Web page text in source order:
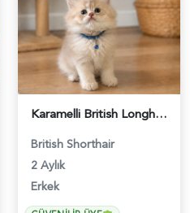
Karamelli British Longhair Erkek 2 Aylık - 4919
British Shorthair
2 Aylık
Erkek